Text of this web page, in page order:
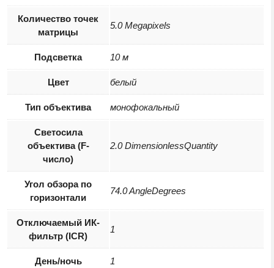
Количество точек
матрицы
5.0 Megapixels
Подсветка 10 м
Цвет белый
Тип объектива монофокальный
Светосила
объектива (F-
число)
2.0 DimensionlessQuantity
Угол обзора по
горизонтали
74.0 AngleDegrees
Отключаемый ИК-
фильтр (ICR)
1
День/ночь 1